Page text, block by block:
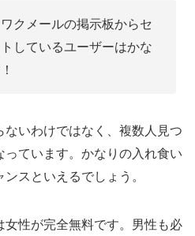
簡単にセフレを見つける
）
クメールの掲示板からセ
しているユーザーはかな
いわけではなく、複数人見つ
ています。かなりの入れ食い
スといえるでしょう。
女性が完全無料です。男性も必